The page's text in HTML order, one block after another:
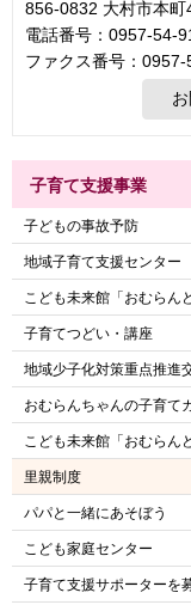
856-0832 大村市本
電話番号：0957-54-
ファクス番号：
子育て支援事業
子どもの事故予防
地域子育て支援センター
こども未来館「おむらんど
子育てつどい・講座
地域少子化対策重点推進
おむらんちゃんの子育て
こども未来館「おむらん
里親制度
パパと一緒にあそぼう
こども家庭センター
子育て支援サポーターを